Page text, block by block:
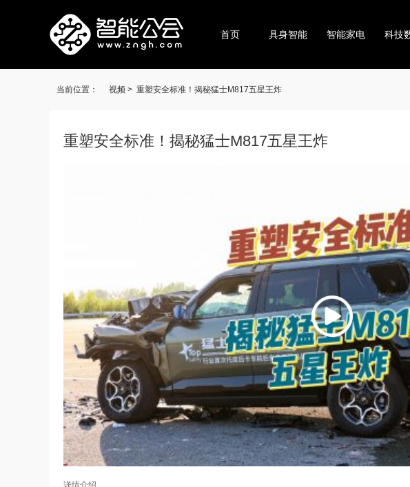
首页 具身智能 智能家电 科技
当前位置： 视频 > 重塑安全标准！揭秘猛士M817五星王炸
重塑安全标准！揭秘猛士M817五星王炸
详情介绍